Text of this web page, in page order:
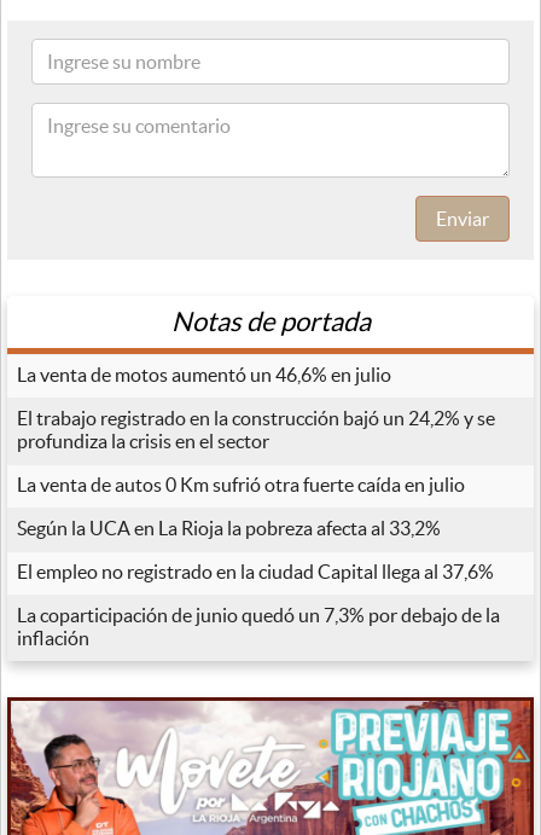
Enviar
Notas de portada
La venta de motos aumentó un 46,6% en julio
El trabajo registrado en la construcción bajó un 24,2% y se
profundiza la crisis en el sector
La venta de autos 0 Km sufrió otra fuerte caída en julio
Según la UCA en La Rioja la pobreza afecta al 33,2%
El empleo no registrado en la ciudad Capital llega al 37,6%
La coparticipación de junio quedó un 7,3% por debajo de la
inflación